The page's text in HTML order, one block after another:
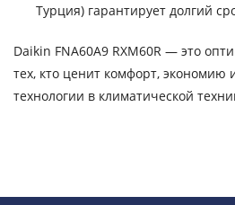
Турция) гарантирует долгий
Daikin FNA60A9 RXM60R — это
тех, кто ценит комфорт, экономию
технологии в климатической